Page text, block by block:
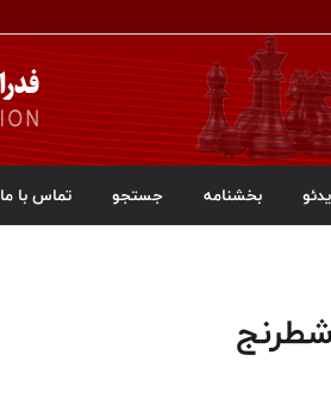
بخشنامه جستجو تماس با ما